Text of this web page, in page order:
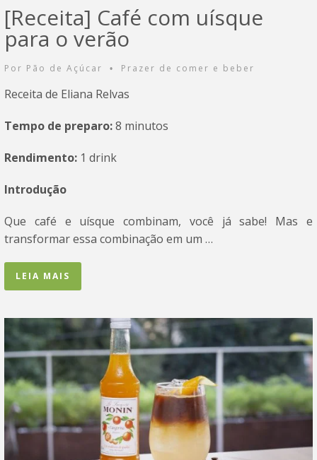
[Receita] Café com uísque
para o verão
Por Pão de Açúcar • Prazer de comer e beber
Receita de Eliana Relvas
Tempo de preparo:8 minutos
Rendimento: 1 drink
Introdução
Que café e uísque combinam, você já sabe! Mas e
transformar essa combinação em um …
LEIA MAIS